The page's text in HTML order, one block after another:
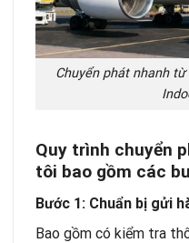
Chuyển phát nhanh
Quy trình chuyển
tôi bao gồm các
Bước 1: Chuẩn bị gửi
Bao gồm có kiểm tra